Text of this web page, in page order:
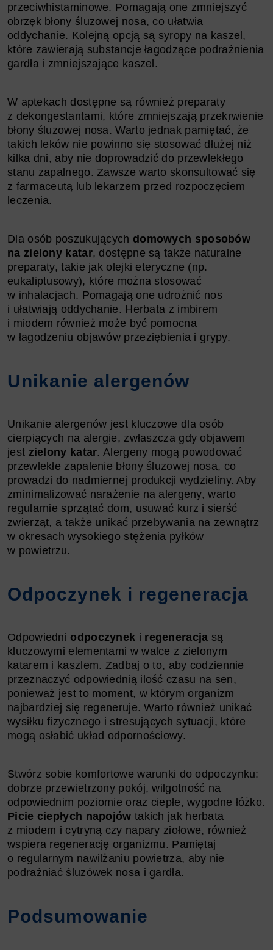
przeciwhistaminowe. Pomagają one zmniejszyć
obrzęk błony śluzowej nosa, co ułatwia
oddychanie. Kolejną opcją są syropy na kaszel,
które zawierają substancje łagodzące podrażnienia
gardła i zmniejszające kaszel.
W aptekach dostępne są również preparaty
z dekongestantami, które zmniejszają przekrwienie
błony śluzowej nosa. Warto jednak pamiętać, że
takich leków nie powinno się stosować dłużej niż
kilka dni, aby nie doprowadzić do przewlekłego
stanu zapalnego. Zawsze warto skonsultować się
z farmaceutą lub lekarzem przed rozpoczęciem
leczenia.
Dla osób poszukujących domowych sposobów
na zielony katar, dostępne są także naturalne
preparaty, takie jak olejki eteryczne (np.
eukaliptusowy), które można stosować
w inhalacjach. Pomagają one udrożnić nos
i ułatwiają oddychanie. Herbata z imbirem
i miodem również może być pomocna
w łagodzeniu objawów przeziębienia i grypy.
Unikanie alergenów
Unikanie alergenów jest kluczowe dla osób
cierpiących na alergie, zwłaszcza gdy objawem
jest zielony katar. Alergeny mogą powodować
przewlekłe zapalenie błony śluzowej nosa, co
prowadzi do nadmiernej produkcji wydzieliny. Aby
zminimalizować narażenie na alergeny, warto
regularnie sprzątać dom, usuwać kurz i sierść
zwierząt, a także unikać przebywania na zewnątrz
w okresach wysokiego stężenia pyłków
w powietrzu.
Odpoczynek i regeneracja
Odpowiedni odpoczynek i regeneracja są
kluczowymi elementami w walce z zielonym
katarem i kaszlem. Zadbaj o to, aby codziennie
przeznaczyć odpowiednią ilość czasu na sen,
ponieważ jest to moment, w którym organizm
najbardziej się regeneruje. Warto również unikać
wysiłku fizycznego i stresujących sytuacji, które
mogą osłabić układ odpornościowy.
Stwórz sobie komfortowe warunki do odpoczynku:
dobrze przewietrzony pokój, wilgotność na
odpowiednim poziomie oraz ciepłe, wygodne łóżko.
Picie ciepłych napojów takich jak herbata
z miodem i cytryną czy napary ziołowe, również
wspiera regenerację organizmu. Pamiętaj
o regularnym nawilżaniu powietrza, aby nie
podrażniać śluzówek nosa i gardła.
Podsumowanie